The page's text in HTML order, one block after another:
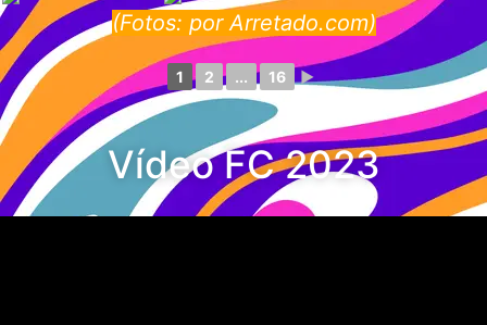
(Fotos: por Arretado.com)
1 2 ... 16 ►
Vídeo FC 2023